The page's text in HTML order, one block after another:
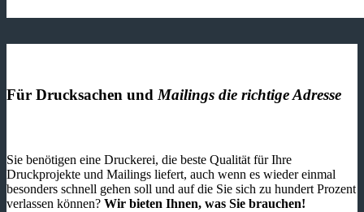
Für Drucksachen und Mailings die richtige Adresse
Sie benötigen eine Druckerei, die beste ­Qualität für Ihre
Druckprojekte und Mailings liefert, auch wenn es wieder einmal
besonders schnell gehen soll und auf die Sie sich zu hundert Prozent
verlassen können? Wir bieten Ihnen, was Sie brauchen!